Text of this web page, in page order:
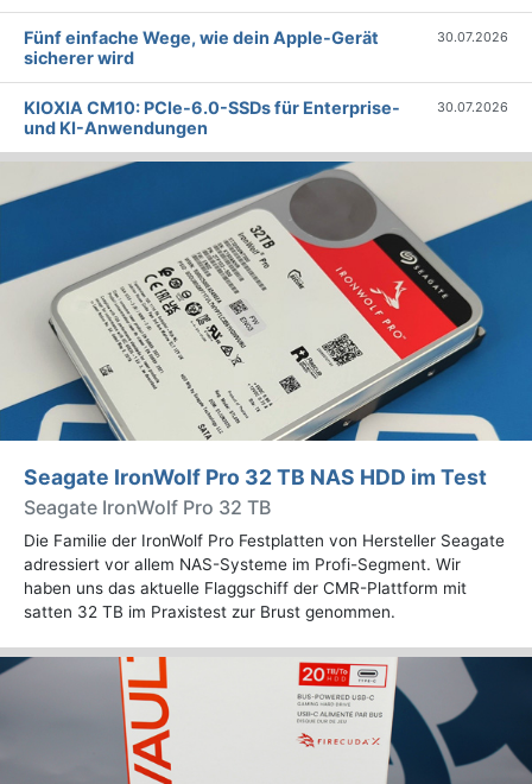
Fünf einfache Wege, wie dein Apple-Gerät
sicherer wird
30.07.2026
KIOXIA CM10: PCIe-6.0-SSDs für Enterprise-
und KI-Anwendungen
30.07.2026
Seagate IronWolf Pro 32 TB NAS HDD im Test
Seagate IronWolf Pro 32 TB
Die Familie der IronWolf Pro Festplatten von Hersteller Seagate
adressiert vor allem NAS-Systeme im Profi-Segment. Wir
haben uns das aktuelle Flaggschiff der CMR-Plattform mit
satten 32 TB im Praxistest zur Brust genommen.